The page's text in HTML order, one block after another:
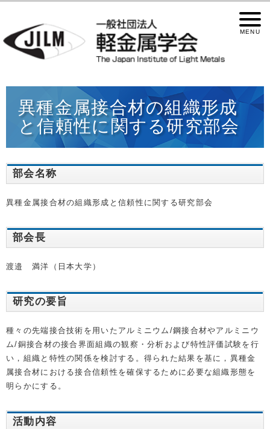
異種金属接合材の組織形成
と信頼性に関する研究部会
部会名称
異種金属接合材の組織形成と信頼性に関する研究部会
部会長
渡邉 満洋（日本大学）
研究の要旨
種々の先端接合技術を用いたアルミニウム/鋼接合材やアルミニウ
ム/銅接合材の接合界面組織の観察・分析および特性評価試験を行
い，組織と特性の関係を検討する。得られた結果を基に，異種金
属接合材における接合信頼性を確保するために必要な組織形態を
明らかにする。
活動内容